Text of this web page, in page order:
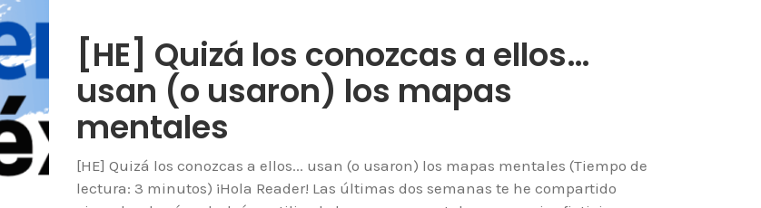
[HE] Quizá los conozcas a ellos…
usan (o usaron) los mapas
mentales
[HE] Quizá los conozcas a ellos... usan (o usaron) los mapas mentales (Tiempo de
lectura: 3 minutos) ¡Hola Reader! Las últimas dos semanas te he compartido